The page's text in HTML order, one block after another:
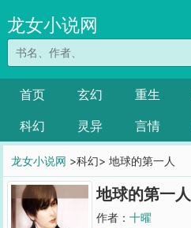
龙女小说网
首页 玄幻 重生
科幻
灵异 言情
龙女小说网 >科幻> 地球的第一人
地球的第一人
作者： 十曜